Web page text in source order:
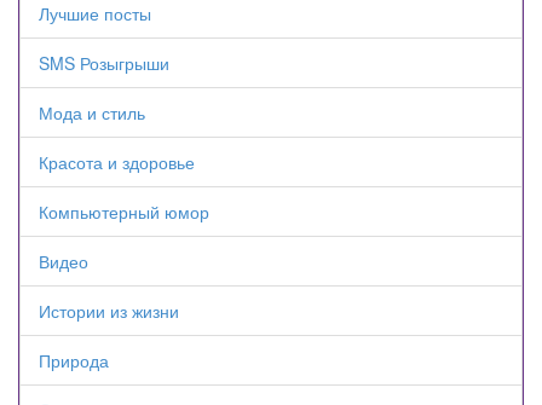
Лучшие посты
SMS Розыгрыши
Мода и стиль
Красота и здоровье
Компьютерный юмор
Видео
Истории из жизни
Природа